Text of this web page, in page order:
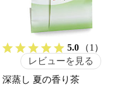
5.0
（1）
レビューを見る
深蒸し 夏の香り茶